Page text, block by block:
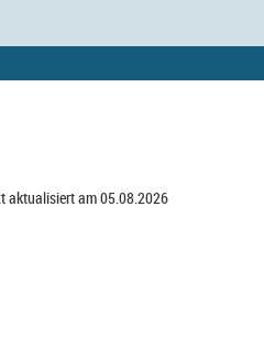
aktualisiert am 05.08.2026